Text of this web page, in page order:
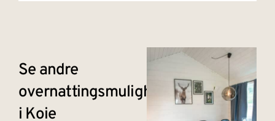
Se andre
overnattingsmuligheter
i Koie